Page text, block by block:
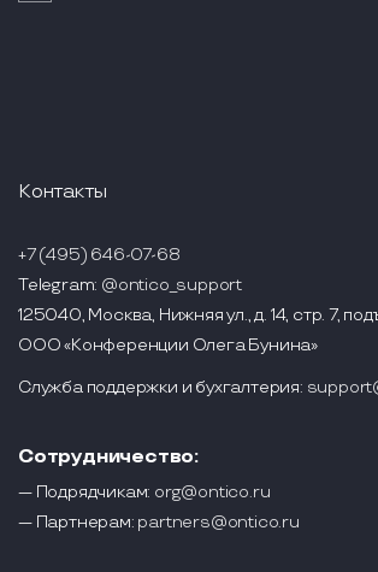
Контакты
+7 (495) 646-07-68
Telegram: @ontico_support
125040, Москва, Нижняя ул., д. 14, стр. 7,
ООО «Конференции Олега Бунина»
Служба поддержки и бухгалтерия:
Сотрудничество:
— Подрядчикам: org@ontico.ru
— Партнерам: partners@ontico.ru